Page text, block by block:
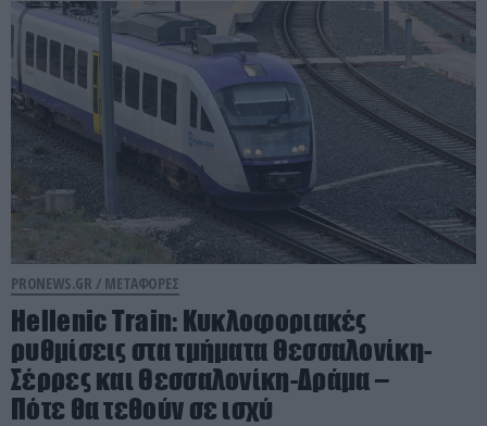
PRONEWS.GR / ΜΕΤΑΦΟΡΕΣ
Hellenic Train: Κυκλοφοριακές
ρυθμίσεις στα τμήματα Θεσσαλονίκη-
Σέρρες και Θεσσαλονίκη-Δράμα –
Πότε θα τεθούν σε ισχύ